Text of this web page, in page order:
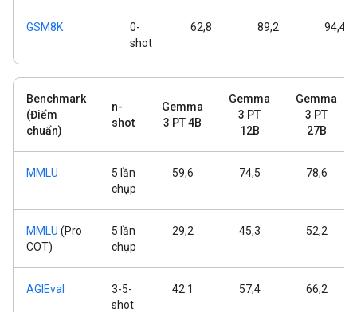
GSM8K
0-
shot
62,8 89,2 94,4
Benchmark
(Điểm
chuẩn)
n-
shot
Gemma
3 PT 4B
Gemma
3 PT
12B
Gemma
3 PT
27B
MMLU
5 lần
chụp
59,6 74,5 78,6
MMLU (Pro
COT)
5 lần
chụp
29,2 45,3 52,2
AGIEval
3-5-
shot
42.1 57,4 66,2